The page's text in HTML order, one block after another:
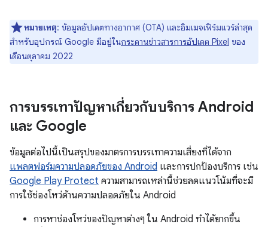
หมายเหตุ: ข้อมูลอัปเดตทางอากาศ (OTA) และอิมเมจเฟิร์มแวร์ล่าสุด
สำหรับอุปกรณ์ Google มีอยู่ในกระดานข่าวสารการอัปเดต Pixel ของ
เดือนตุลาคม 2022
การบรรเทาปัญหาเกี่ยวกับบริการ Android
และ Google
ข้อมูลต่อไปนี้เป็นสรุปของมาตรการบรรเทาความเสี่ยงที่ได้จาก
แพลตฟอร์มความปลอดภัยของ Android และการปกป้องบริการ เช่น
Google Play Protect ความสามารถเหล่านี้ช่วยลดแนวโน้มที่จะมี
การใช้ช่องโหว่ด้านความปลอดภัยใน Android
การหาช่องโหว่ของปัญหาต่างๆ ใน Android ทำได้ยากขึ้น